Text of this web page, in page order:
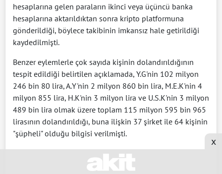
hesaplarına gelen paraların ikinci veya üçüncü banka
hesaplarına aktarıldıktan sonra kripto platformuna
gönderildiği, böylece takibinin imkansız hale getirildiği
kaydedilmişti.
Benzer eylemlerle çok sayıda kişinin dolandırıldığının
tespit edildiği belirtilen açıklamada, Y.G'nin 102 milyon
246 bin 80 lira, A.Y'nin 2 milyon 860 bin lira, M.E.K'nin 4
milyon 855 lira, H.K'nin 3 milyon lira ve U.S.K'nin 3 milyon
489 bin lira olmak üzere toplam 115 milyon 595 bin 965
lirasının dolandırıldığı, buna ilişkin 37 şirket ile 64 kişinin
"şüpheli" olduğu bilgisi verilmişti.
x